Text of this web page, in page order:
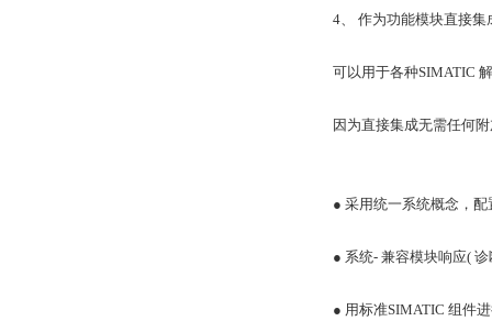
4、 作为功能模块直接集
可以用于各种SIMATIC
因为直接集成无需任何
● 采用统一系统概念，配
● 系统- 兼容模块响应(
● 用标准SIMATIC 组件